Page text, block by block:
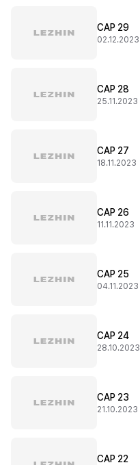
CAP 29
02.12.2023
CAP 28
25.11.2023
CAP 27
18.11.2023
CAP 26
11.11.2023
CAP 25
04.11.2023
CAP 24
28.10.2023
CAP 23
21.10.2023
CAP 22